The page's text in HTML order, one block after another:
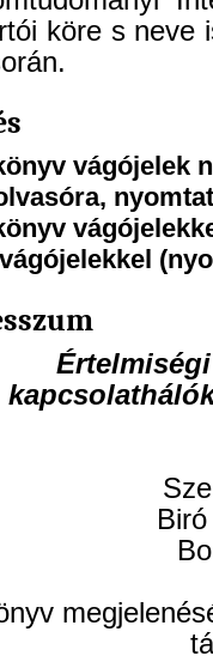
köre s neve
vágójelek